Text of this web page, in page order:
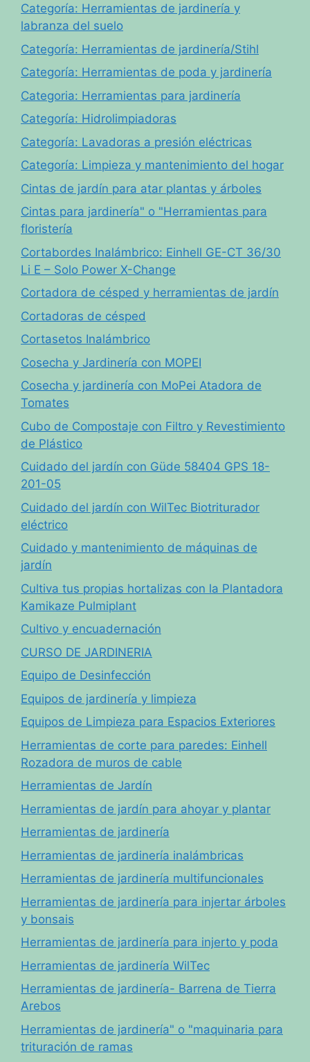
Categoría: Herramientas de jardinería y
labranza del suelo
Categoría: Herramientas de jardinería/Stihl
Categoría: Herramientas de poda y jardinería
Categoria: Herramientas para jardinería
Categoría: Hidrolimpiadoras
Categoría: Lavadoras a presión eléctricas
Categoría: Limpieza y mantenimiento del hogar
Cintas de jardín para atar plantas y árboles
Cintas para jardinería" o "Herramientas para
floristería
Cortabordes Inalámbrico: Einhell GE-CT 36/30
Li E – Solo Power X-Change
Cortadora de césped y herramientas de jardín
Cortadoras de césped
Cortasetos Inalámbrico
Cosecha y Jardinería con MOPEI
Cosecha y jardinería con MoPei Atadora de
Tomates
Cubo de Compostaje con Filtro y Revestimiento
de Plástico
Cuidado del jardín con Güde 58404 GPS 18-
201-05
Cuidado del jardín con WilTec Biotriturador
eléctrico
Cuidado y mantenimiento de máquinas de
jardín
Cultiva tus propias hortalizas con la Plantadora
Kamikaze Pulmiplant
Cultivo y encuadernación
CURSO DE JARDINERIA
Equipo de Desinfección
Equipos de jardinería y limpieza
Equipos de Limpieza para Espacios Exteriores
Herramientas de corte para paredes: Einhell
Rozadora de muros de cable
Herramientas de Jardín
Herramientas de jardín para ahoyar y plantar
Herramientas de jardinería
Herramientas de jardinería inalámbricas
Herramientas de jardinería multifuncionales
Herramientas de jardinería para injertar árboles
y bonsais
Herramientas de jardinería para injerto y poda
Herramientas de jardinería WilTec
Herramientas de jardinería- Barrena de Tierra
Arebos
Herramientas de jardinería" o "maquinaria para
trituración de ramas